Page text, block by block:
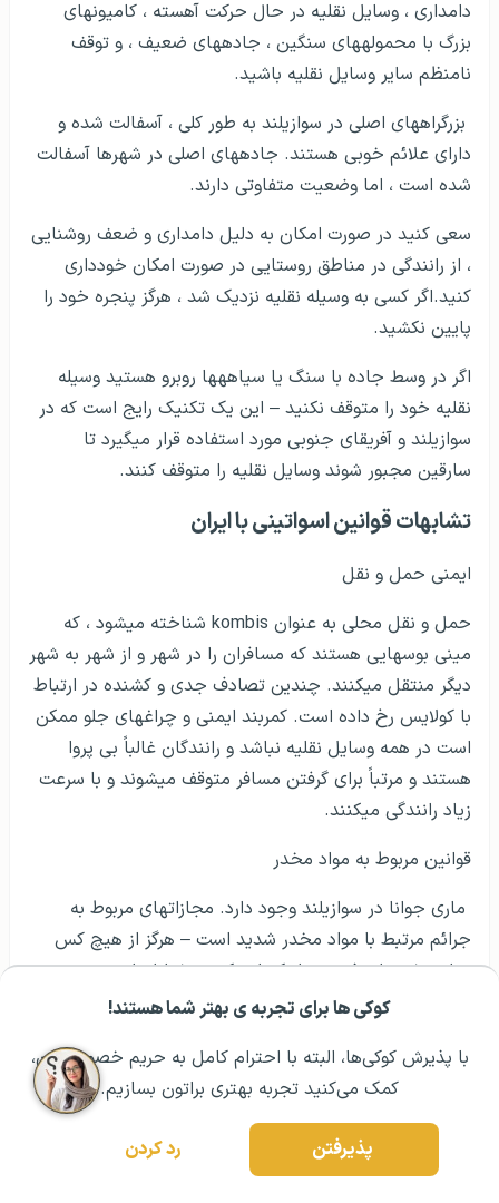
کوکی ها برای تجربه ی بهتر شما هستند!
با پذیرش کوکی‌ها، البته با احترام کامل به حریم خصوصیتون،
کمک می‌کنید تجربه بهتری براتون بسازیم.
پذیرفتن رد کردن
مشــاوره اولیه رایگان: ۰۲۱ ۴۳۰۰۰ ۰۲۱ رزرو مشاوره تخصصی
دامداری ، وسایل نقلیه در حال حرکت آهسته ، کامیون­های
بزرگ با محموله­های سنگین ، جاده­های ضعیف ، و توقف
نامنظم سایر وسایل نقلیه باشید.
بزرگراه­های اصلی در سوازیلند به طور کلی ، آسفالت شده و
دارای علائم خوبی هستند. جاده­های اصلی در شهرها آسفالت
شده است ، اما وضعیت متفاوتی دارند.
سعی کنید در صورت امکان به دلیل دامداری و ضعف روشنایی
، از رانندگی در مناطق روستایی در صورت امکان خودداری
کنید.اگر کسی به وسیله نقلیه نزدیک شد ، هرگز پنجره خود را
پایین نکشید.
اگر در وسط جاده با سنگ یا سیاهه­ها روبرو هستید وسیله
نقلیه خود را متوقف نکنید – این یک تکنیک رایج است که در
سوازیلند و آفریقای جنوبی مورد استفاده قرار می­گیرد تا
سارقین مجبور شوند وسایل نقلیه را متوقف کنند.
تشابهات قوانین اسواتینی با ایران
ایمنی حمل و نقل
حمل و نقل محلی به عنوان kombis شناخته می­شود ، که
مینی بوس­هایی هستند که مسافران را در شهر و از شهر به شهر
دیگر منتقل می­کنند. چندین تصادف جدی و کشنده در ارتباط
با کولایس رخ داده است. کمربند ایمنی و چراغ­های جلو ممکن
است در همه وسایل نقلیه نباشد و رانندگان غالباً بی پروا
هستند و مرتباً برای گرفتن مسافر متوقف می­شوند و با سرعت
زیاد رانندگی می­کنند.
قوانین مربوط به مواد مخدر
ماری جوانا در سوازیلند وجود دارد. مجازات­های مربوط به
جرائم مرتبط با مواد مخدر شدید است – هرگز از هیچ کس
مواد مخدر را نپذیرید و از کسانی که در خیابان­ها هستند
خواستار تهیه مواد مخدر نباشید.
کمک پزشکی در سواتی (کشور سوازیلند)
امکانات پزشکی در eSwatini در اکثر شهرها یافت می­شود ،
هستند . اگر به داروهای تجویز نیاز دارید ، به مدت کافی برای